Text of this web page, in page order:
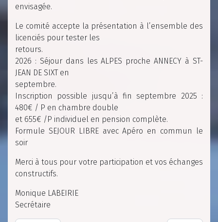
envisagée.
Le comité accepte la présentation à l’ensemble des
licenciés pour tester les
retours.
2026 : Séjour dans les ALPES proche ANNECY à ST-
JEAN DE SIXT en
septembre.
Inscription possible jusqu’à fin septembre 2025 :
480€ / P en chambre double
et 655€ /P individuel en pension complète.
Formule SEJOUR LIBRE avec Apéro en commun le
soir
Merci à tous pour votre participation et vos échanges
constructifs.
Monique LABEIRIE
Secrétaire